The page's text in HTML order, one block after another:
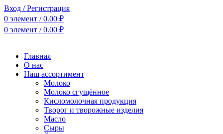
Вход / Регистрация
0 элемент / 0.00 ₽
0 элемент / 0.00 ₽
Главная
О нас
Наш ассортимент
Молоко
Молоко сгущённое
Кисломолочная продукция
Творог и творожные изделия
Масло
Сыры